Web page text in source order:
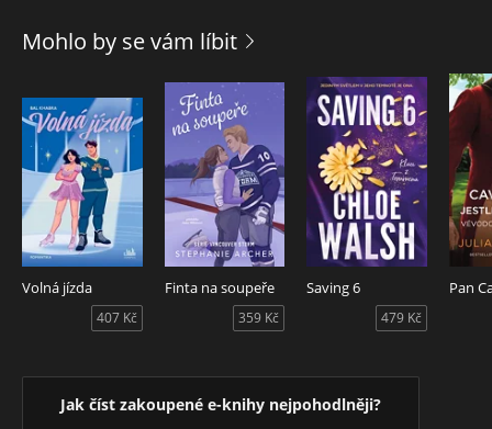
Roberto na Isabellu zpočátku působí odtažitě, uznává jej
něho nechá poradit s propagací a časem najdou společnou
řeč.
Obchodní plány se však začnou poněkud komplikovat, když
oba muži projevují zájem nejen o rudý mok, ale také o
půvabnou majitelku vinařství.
Varování: při čtení této knihy můžete pocítit nutkavou
potřebu nalít si sklenku dobrého červeného vína.
Mohlo by se vám líbit
Volná jízda
407 Kč
Finta na soupeře
359 Kč
Saving 6
479 Kč
Jak číst zakoupené e-knihy nejpohodlněji?